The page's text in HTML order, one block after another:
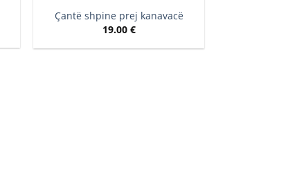
Çantë shpine prej kanavacë
19.00 €